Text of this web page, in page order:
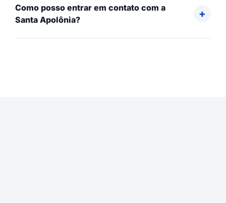
Como posso entrar em contato com a
Santa Apolônia?